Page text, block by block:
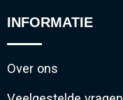
INFORMATIE
Over ons